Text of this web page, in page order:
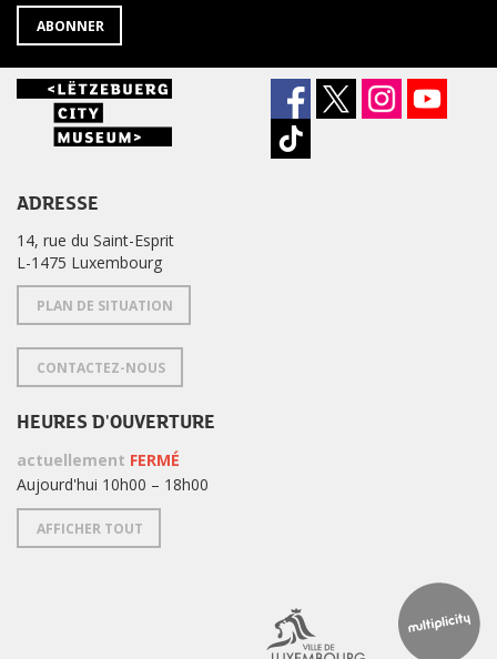
ABONNER
ADRESSE
14, rue du Saint-Esprit
L-1475 Luxembourg
PLAN DE SITUATION
CONTACTEZ-NOUS
HEURES D'OUVERTURE
actuellement FERMÉ
Aujourd'hui 10h00 – 18h00
AFFICHER TOUT